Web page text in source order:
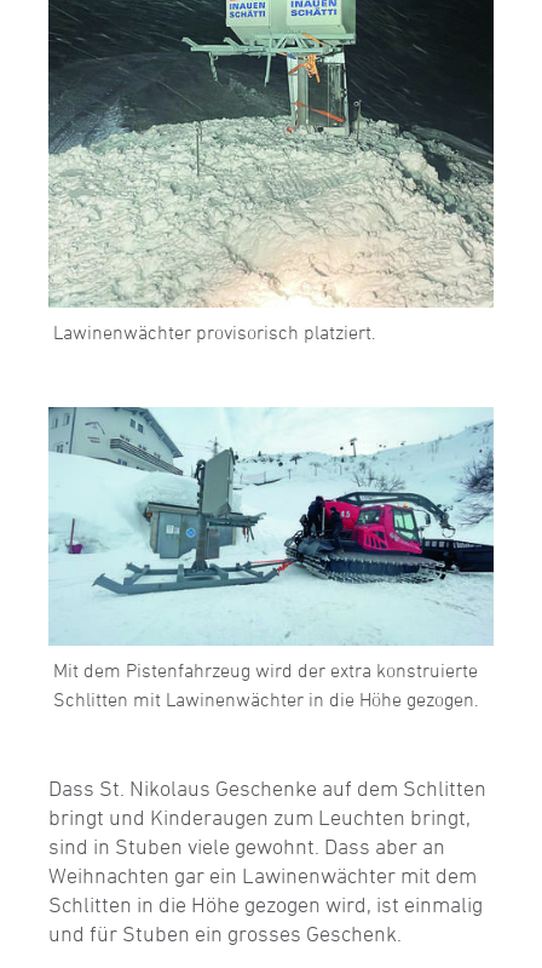
Lawinenwächter provisorisch platziert.
Mit dem Pistenfahrzeug wird der extra konstruierte
Schlitten mit Lawinenwächter in die Höhe gezogen.
Dass St. Nikolaus Geschenke auf dem Schlitten
bringt und Kinderaugen zum Leuchten bringt,
sind in Stuben viele gewohnt. Dass aber an
Weihnachten gar ein Lawinenwächter mit dem
Schlitten in die Höhe gezogen wird, ist einmalig
und für Stuben ein grosses Geschenk.